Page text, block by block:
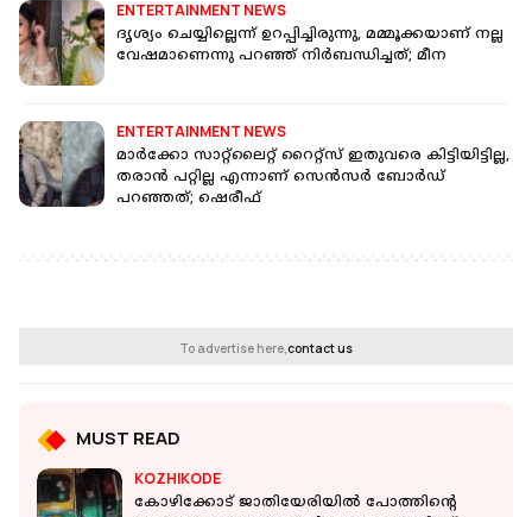
ENTERTAINMENT NEWS
ദൃശ്യം ചെയ്യില്ലെന്ന് ഉറപ്പിച്ചിരുന്നു, മമ്മൂക്കയാണ് നല്ല
വേഷമാണെന്നു പറഞ്ഞ് നിർബന്ധിച്ചത്; മീന
ENTERTAINMENT NEWS
മാർക്കോ സാറ്റ്ലൈറ്റ് റൈറ്റ്സ് ഇതുവരെ കിട്ടിയിട്ടില്ല,
തരാൻ പറ്റില്ല എന്നാണ് സെൻസർ ബോർഡ്
പറഞ്ഞത്; ഷെരീഫ്
To advertise here,contact us
MUST READ
KOZHIKODE
കോഴിക്കോട് ജാതിയേരിയില്‍ പോത്തിന്റെ